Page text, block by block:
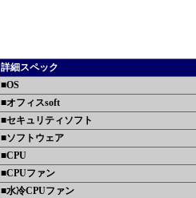
詳細スペック
■OS
■オフィスsoft
■セキュリティソフト
■ソフトウェア
■CPU
■CPUファン
■水冷CPUファン